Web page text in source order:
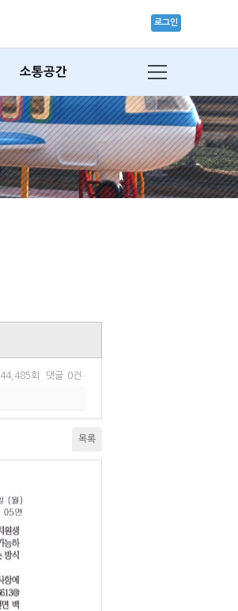
로그인
소통공간
44,485회 댓글 0건
목록